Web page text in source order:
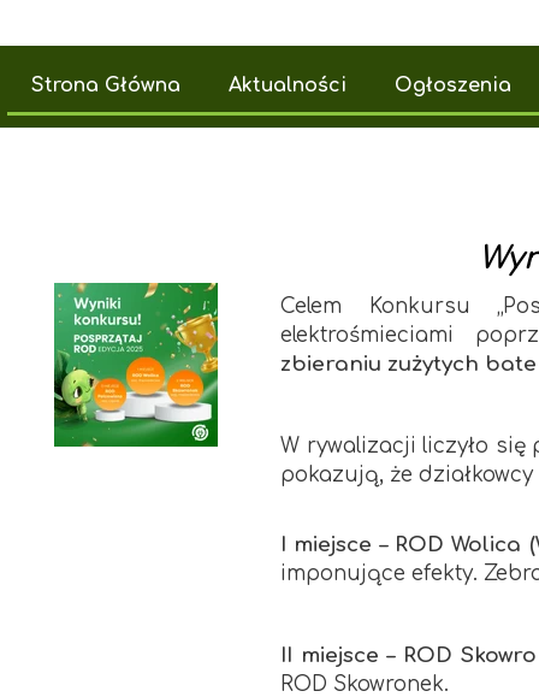
Strona Główna Aktualności Ogłoszenia
Celem Konkursu
elektrośmieciami
zbieraniu zużytych
W rywalizacji liczyło się
pokazują, że
I miejsce – ROD Wolica
imponujące efekty.
II miejsce – ROD
ROD Skowronek.